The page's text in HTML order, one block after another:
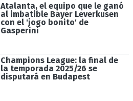
Atalanta, el equipo que le ganó
al imbatible Bayer Leverkusen
con el 'jogo bonito' de
Gasperini
Champions League: la final de
la temporada 2025/26 se
disputará en Budapest